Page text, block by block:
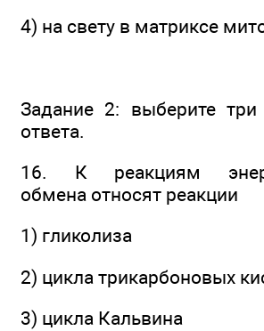
4) на свету в матриксе
Задание 2: выберите три
ответа.
16. К реакциям
обмена относят реакции
1) гликолиза
2) цикла трикарбоновых
3) цикла Кальвина